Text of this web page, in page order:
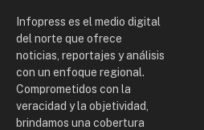
Infopress es el medio digital
del norte que ofrece
noticias, reportajes y análisis
con un enfoque regional.
Comprometidos con la
veracidad y la objetividad,
brindamos una cobertura